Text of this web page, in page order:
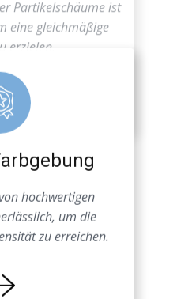
hochwertigen
um die
zu erreichen.